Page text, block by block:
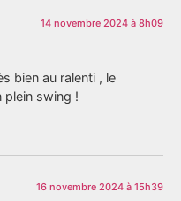
14 novembre 2024 à 8h09
bien au ralenti , le
plein swing !
16 novembre 2024 à 15h39